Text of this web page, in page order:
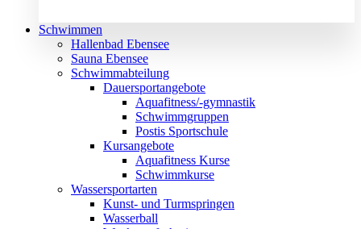
Schwimmen
Hallenbad Ebensee
Sauna Ebensee
Schwimmabteilung
Dauersportangebote
Aquafitness/-gymnastik
Schwimmgruppen
Postis Sportschule
Kursangebote
Aquafitness Kurse
Schwimmkurse
Wassersportarten
Kunst- und Turmspringen
Wasserball